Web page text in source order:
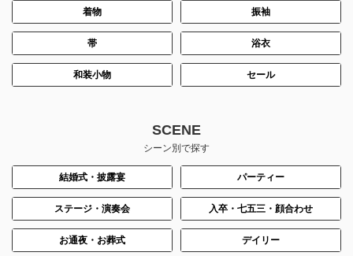
着物 振袖
帯 浴衣
和装小物 セール
SCENE
シーン別で探す
結婚式・披露宴 パーティー
ステージ・演奏会 入卒・七五三・顔合わせ
お通夜・お葬式 デイリー